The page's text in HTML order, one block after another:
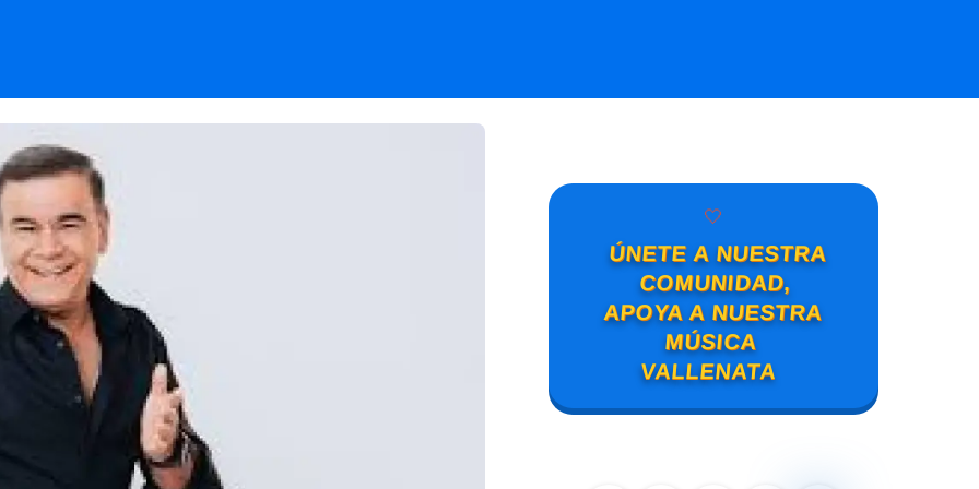
🤍
ÚNETE A NUESTRA
COMUNIDAD,
APOYA A NUESTRA
MÚSICA
VALLENATA